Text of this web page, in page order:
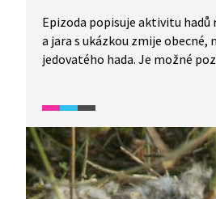
Epizoda popisuje aktivitu hadů
a jara s ukázkou zmije obecné,
jedovatého hada. Je možné
nabízejí vhodné podmínky pro
rostlin a na vodu vázaných
obojživelníků. Les prosvícený
brzy na jaře kvetoucí rostliny
se jeleny. Na prosluněných